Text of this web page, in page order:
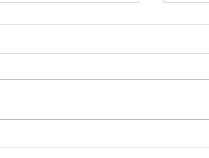
資訊無障礙！龍耳為
【